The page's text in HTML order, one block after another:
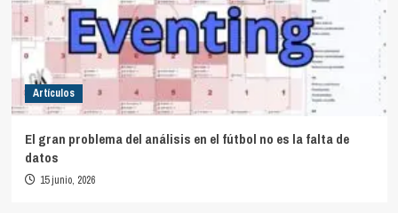
Artículos
El gran problema del análisis en el fútbol no es la falta de
datos
15 junio, 2026